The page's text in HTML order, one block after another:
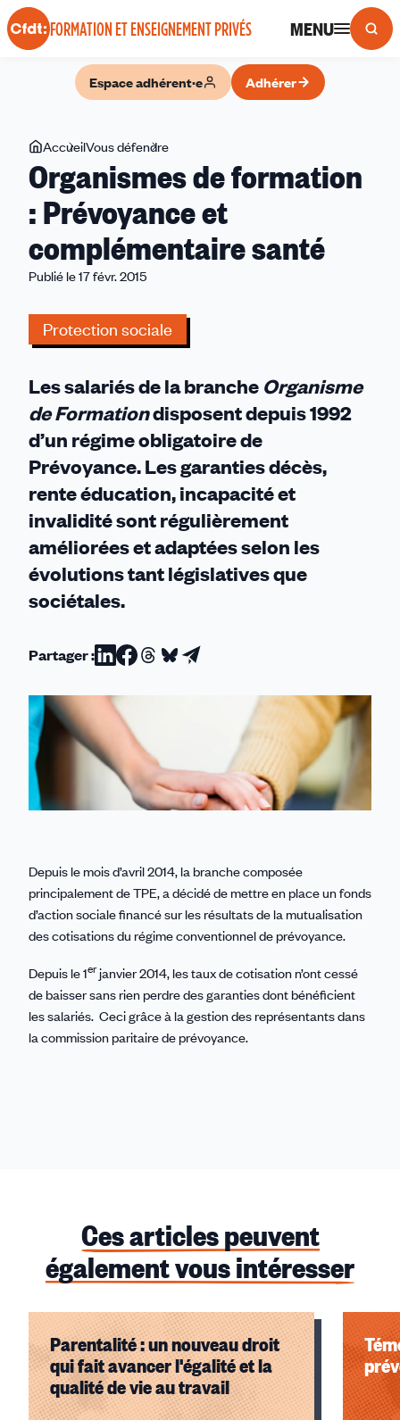
Panneau de gestion des cookies
FORMATION ET ENSEIGNEMENT PRIVÉS MENU
Espace adhérent·e Adhérer
Vous
êtes
ici
AccueilVous défendre
de
formation
:
Prévoyance
et
Organismes de formation
: Prévoyance et
complémentaire santé
Publié le 17 févr. 2015
Protection sociale
Les salariés de la branche Organisme
de Formationdisposent depuis 1992
d’un régime obligatoire de
Prévoyance. Les garanties décès,
rente éducation, incapacité et
invalidité sont régulièrement
améliorées et adaptées selon les
évolutions tant législatives que
sociétales.
Partager :Partager
sur
Linkedin
Partager
sur
Facebook
Partager
Partager
Partager
Depuis le mois d’avril 2014, la branche composée
principalement de TPE, a décidé de mettre en place un fonds
d’action sociale financé sur les résultats de la mutualisation
des cotisations du régime conventionnel de prévoyance.
Depuis le 1erjanvier 2014, les taux de cotisation n’ont cessé
de baisser sans rien perdre des garanties dont bénéficient
les salariés. Ceci grâce à la gestion des représentants dans
la commission paritaire de prévoyance.
Ces articles peuvent
également vous intéresser
Parentalité : un nouveau droit
qui fait avancer l'égalité et la
qualité de vie au travail